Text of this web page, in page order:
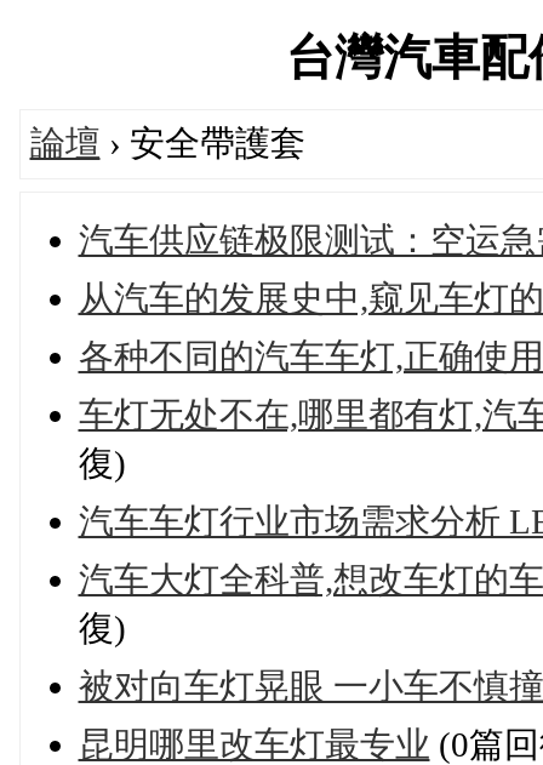
台灣汽車
論壇 › 安全帶護套
汽车供应链极限测试：空运
从汽车的发展史中,窥见车灯
各种不同的汽车车灯,正确使
车灯无处不在,哪里都有灯,汽
復)
汽车车灯行业市场需求分析
汽车大灯全科普,想改车灯的
復)
被对向车灯晃眼 一小车不慎
昆明哪里改车灯最专业 (0篇